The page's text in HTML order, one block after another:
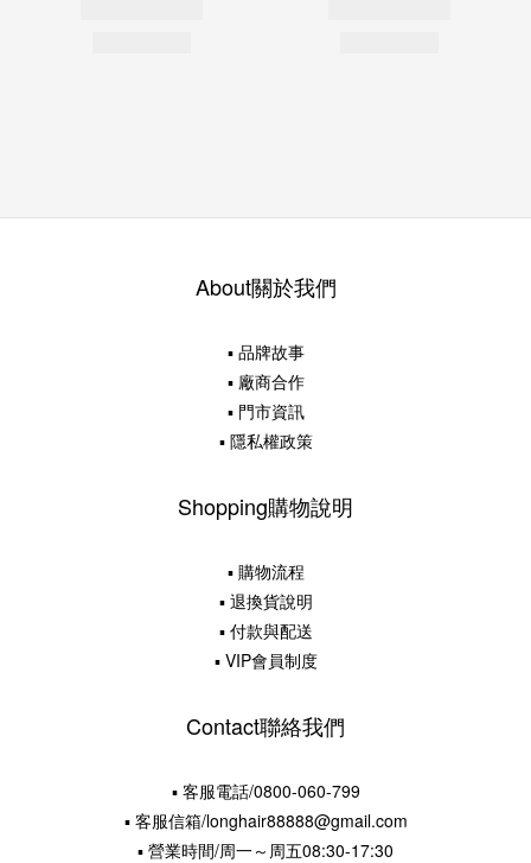
About關於我們
▪ 品牌故事
▪ 廠商合作
▪ 門市資訊
▪ 隱私權政策
Shopping購物說明
▪ 購物流程
▪ 退換貨說明
▪ 付款與配送
▪ VIP會員制度
Contact聯絡我們
▪ 客服電話/0800-060-799
▪ 客服信箱/longhair88888@gmail.com
▪ 營業時間/周一～周五08:30-17:30